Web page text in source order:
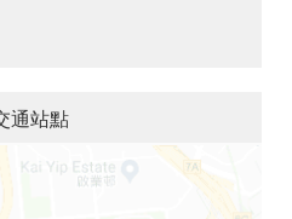
通站點